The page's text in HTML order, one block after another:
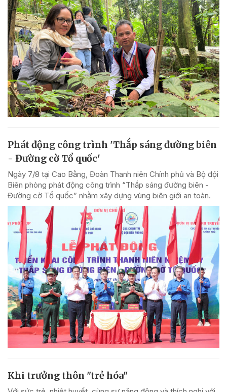
Phát động công trình 'Thắp sáng đường biên
- Đường cờ Tổ quốc'
Ngày 7/8 tại Cao Bằng, Đoàn Thanh niên Chính phủ và Bộ đội
Biên phòng phát động công trình “Thắp sáng đường biên -
Đường cờ Tổ quốc” nhằm xây dựng vùng biên giới an toàn.
Khi trưởng thôn "trẻ hóa"